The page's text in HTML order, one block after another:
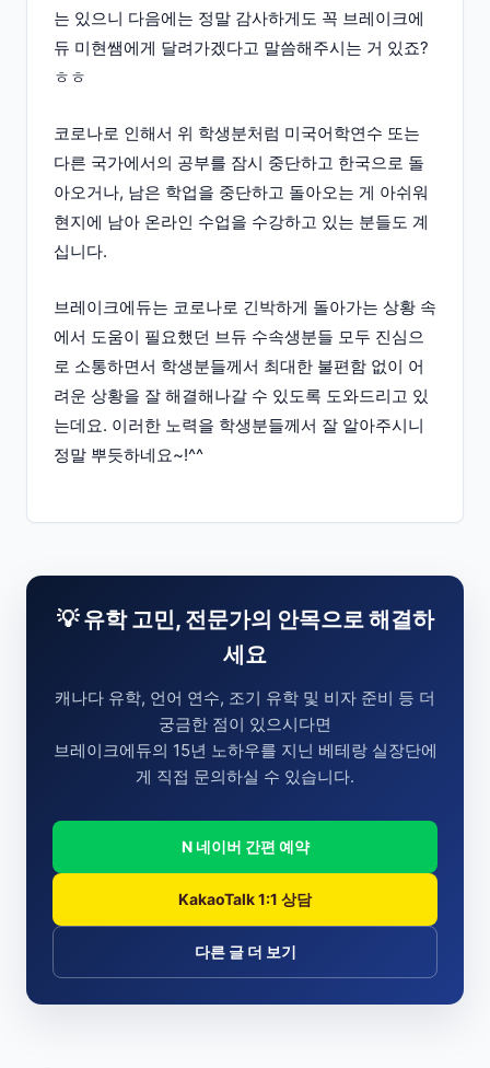
는 있으니 다음에는 정말 감사하게도 꼭 브레이크에
듀 미현쌤에게 달려가겠다고 말씀해주시는 거 있죠?
ㅎㅎ
코로나로 인해서 위 학생분처럼 미국어학연수 또는
다른 국가에서의 공부를 잠시 중단하고 한국으로 돌
아오거나, 남은 학업을 중단하고 돌아오는 게 아쉬워
현지에 남아 온라인 수업을 수강하고 있는 분들도 계
십니다.
브레이크에듀는 코로나로 긴박하게 돌아가는 상황 속
에서 도움이 필요했던 브듀 수속생분들 모두 진심으
로 소통하면서 학생분들께서 최대한 불편함 없이 어
려운 상황을 잘 해결해나갈 수 있도록 도와드리고 있
는데요. 이러한 노력을 학생분들께서 잘 알아주시니
정말 뿌듯하네요~!^^
💡 유학 고민, 전문가의 안목으로 해결하
세요
캐나다 유학, 언어 연수, 조기 유학 및 비자 준비 등 더
궁금한 점이 있으시다면
브레이크에듀의 15년 노하우를 지닌 베테랑 실장단에
게 직접 문의하실 수 있습니다.
N 네이버 간편 예약
KakaoTalk 1:1 상담
다른 글 더 보기